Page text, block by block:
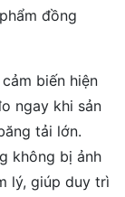
đồng
biến hiện
ngay khi sản
tải lớn.
không bị ảnh
lý, giúp duy trì